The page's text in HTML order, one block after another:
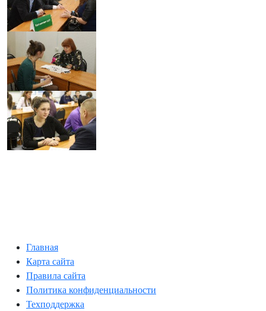
Главная
Карта сайта
Правила сайта
Политика конфиденциальности
Техподдержка